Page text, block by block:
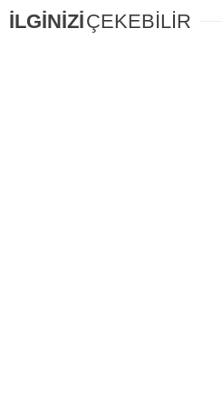
İLGİNİZİÇEKEBİLİR